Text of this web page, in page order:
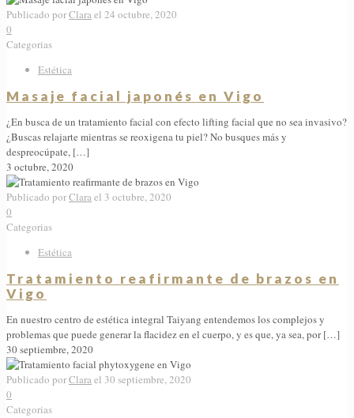
Publicado porClarael 24 octubre, 2020
0
Categorias
Estética
Masaje facial japonés en Vigo
¿En busca de un tratamiento facial con efecto lifting facial que no sea invasivo?
¿Buscas relajarte mientras se reoxigena tu piel? No busques más y
despreocúpate, […]
3 octubre, 2020
Publicado porClarael 3 octubre, 2020
0
Categorias
Estética
Tratamiento reafirmante de brazos en
Vigo
En nuestro centro de estética integral Taiyang entendemos los complejos y
problemas que puede generar la flacidez en el cuerpo, y es que, ya sea, por[…]
30 septiembre, 2020
Publicado porClarael 30 septiembre, 2020
0
Categorias